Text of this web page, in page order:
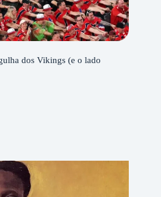
dos Vikings (e o lado